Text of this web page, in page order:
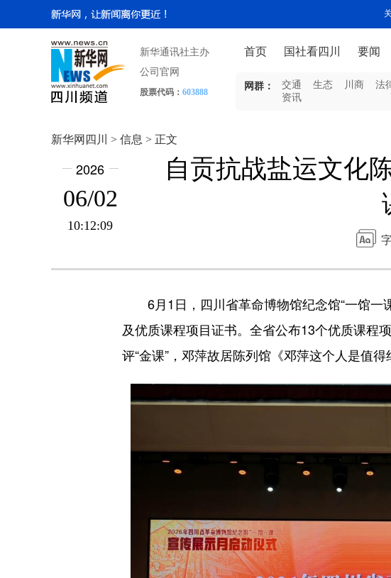
新华通讯社主办
公司官网
股票代码： 603888
首页 国社看四川 要闻
网群： 交通 生态 川商 法
资讯
新华网四川 > 信息 > 正文
2026
06/02
10:12:09
自贡抗战盐运文化
6月1日，四川省革命博物馆纪念馆“一馆一
及优质课程项目证书。全省公布13个优质课程
评“金课”，邓萍故居陈列馆《邓萍这个人是值